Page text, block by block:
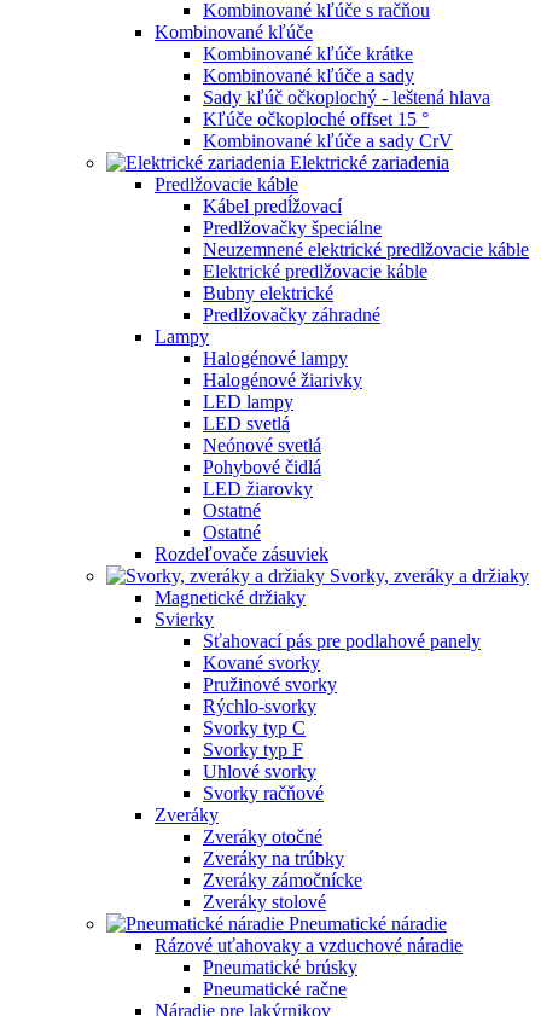
Kombinované kľúče s račňou
Kombinované kľúče
Kombinované kľúče krátke
Kombinované kľúče a sady
Sady kľúč očkoplochý - leštená hlava
Kľúče očkoploché offset 15 °
Kombinované kľúče a sady CrV
Elektrické zariadenia
Predlžovacie káble
Kábel predĺžovací
Predlžovačky špeciálne
Neuzemnené elektrické predlžovacie káble
Elektrické predlžovacie káble
Bubny elektrické
Predlžovačky záhradné
Lampy
Halogénové lampy
Halogénové žiarivky
LED lampy
LED svetlá
Neónové svetlá
Pohybové čidlá
LED žiarovky
Ostatné
Ostatné
Rozdeľovače zásuviek
Svorky, zveráky a držiaky
Magnetické držiaky
Svierky
Sťahovací pás pre podlahové panely
Kované svorky
Pružinové svorky
Rýchlo-svorky
Svorky typ C
Svorky typ F
Uhlové svorky
Svorky račňové
Zveráky
Zveráky otočné
Zveráky na trúbky
Zveráky zámočnícke
Zveráky stolové
Pneumatické náradie
Rázové uťahovaky a vzduchové náradie
Pneumatické brúsky
Pneumatické račne
Náradie pre lakýrnikov